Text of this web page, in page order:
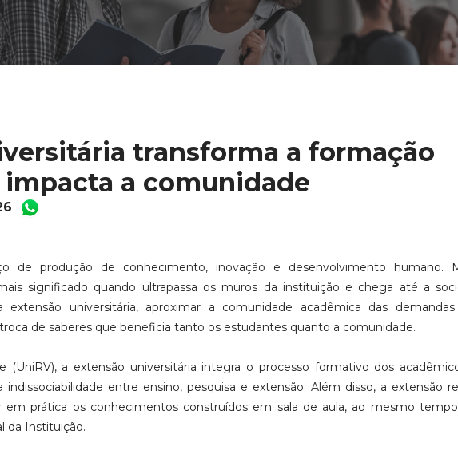
transforma a formação
a comunidade
de produção de conhecimento, inovação e desenvolvimento humano.
significado quando ultrapassa os muros da instituição e chega até a
universitária, aproximar a comunidade acadêmica das
de saberes que beneficia tanto os estudantes quanto a comunidade.
(UniRV), a extensão universitária integra o processo formativo dos
entre ensino, pesquisa e extensão. Além disso, a extensão
em prática os conhecimentos construídos em sala de aula, ao mesmo
da Instituição.